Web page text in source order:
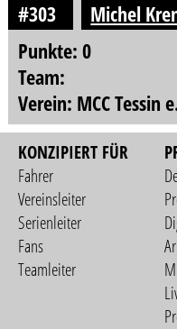
#303
Michel
Punkte: 0
Team:
Verein: MCC Tessin
KONZIPIERT FÜR
Fahrer
Vereinsleiter
Serienleiter
Fans
Teamleiter